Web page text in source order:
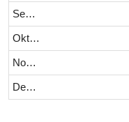
September
Oktober
November
Dezember